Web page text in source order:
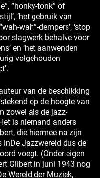
“honky-tonk” of
‘het gebruik van
wah”-dempers’, ‘stop
slagwerk behalve voor
en ‘het aanwenden
volgehouden
van de beschikking
op de hoogte van
zowel als de jazz-
is niemand anders
die hiermee na zijn
Jazzwereld dus de
voegt. (Onder eigen
Gilbert in juni 1943 nog
Wereld der Muziek,